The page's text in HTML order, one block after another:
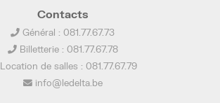
Contacts
Général : 081.77.67.73
Billetterie : 081.77.67.78
Location de salles : 081.77.67.79
info@ledelta.be